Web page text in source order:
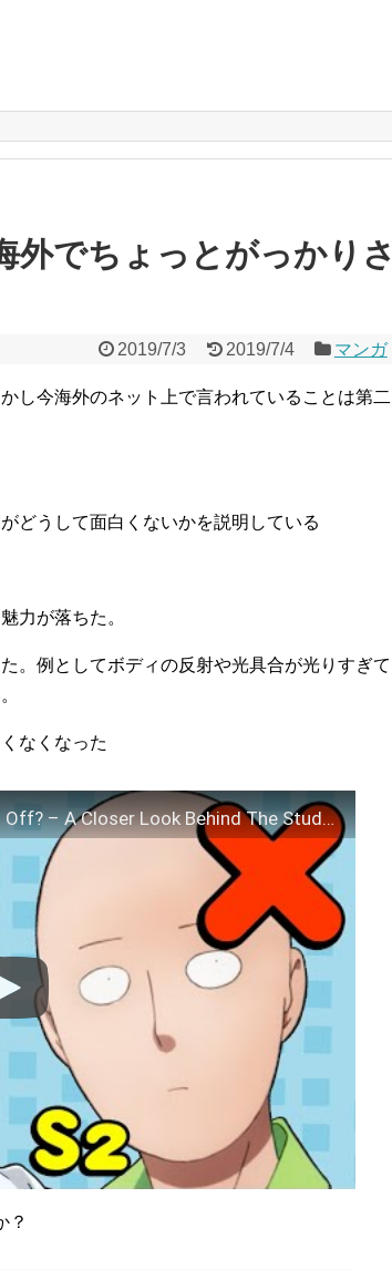
外でちょっとがっかりさ
2019/7/3 2019/7/4 マンガ
し今海外のネット上で言われていることは第二
どうして面白くないかを説明している
力が落ちた。
。例としてボディの反射や光具合が光りすぎて
なくなった
Why Does One Punch Man Season 2 Feel Off? – A Closer Look Behind The Studios | Get In The Robot
？